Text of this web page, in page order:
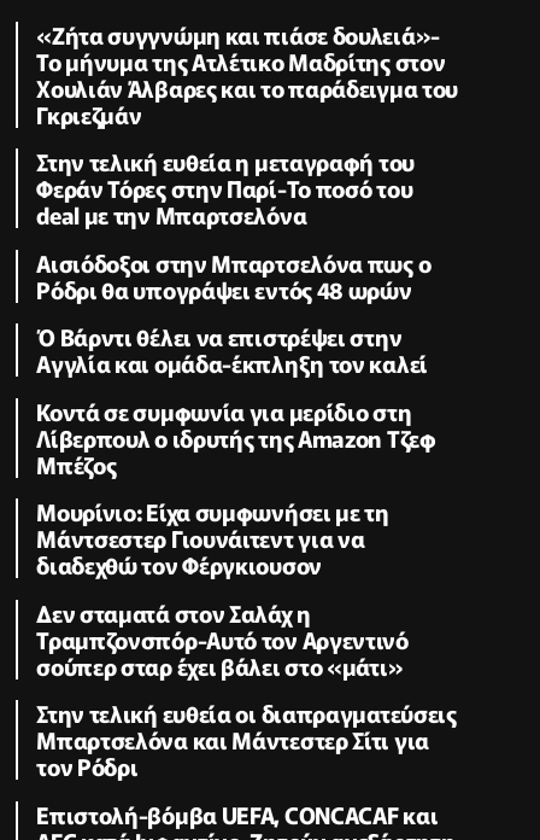
«Ζήτα συγγνώμη και πιάσε δουλειά»-
Το μήνυμα της Ατλέτικο Μαδρίτης στον
Χουλιάν Άλβαρες και το παράδειγμα του
Γκριεζμάν
Στην τελική ευθεία η μεταγραφή του
Φεράν Τόρες στην Παρί-Το ποσό του
deal με την Μπαρτσελόνα
Αισιόδοξοι στην Μπαρτσελόνα πως ο
Ρόδρι θα υπογράψει εντός 48 ωρών
Ό Βάρντι θέλει να επιστρέψει στην
Αγγλία και ομάδα-έκπληξη τον καλεί
Κοντά σε συμφωνία για μερίδιο στη
Λίβερπουλ ο ιδρυτής της Amazon Τζεφ
Μπέζος
Μουρίνιο: Είχα συμφωνήσει με τη
Μάντσεστερ Γιουνάιτεντ για να
διαδεχθώ τον Φέργκιουσον
Δεν σταματά στον Σαλάχ η
Τραμπζονσπόρ-Αυτό τον Αργεντινό
σούπερ σταρ έχει βάλει στο «μάτι»
Στην τελική ευθεία οι διαπραγματεύσεις
Μπαρτσελόνα και Μάντεστερ Σίτι για
τον Ρόδρι
Επιστολή-βόμβα UEFA, CONCACAF και